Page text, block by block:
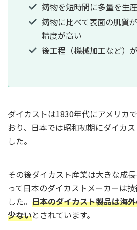
鋳物を短時間に多量を生
鋳物に比べて表面の肌質
精度が高い
後工程（機械加工など）
ダイカストは1830年代にアメリカ
おり、日本では昭和初期にダイカ
した。
その後ダイカスト産業は大きな成
って日本のダイカストメーカーは
した。 日本のダイカスト製品は海
少ないとされています。